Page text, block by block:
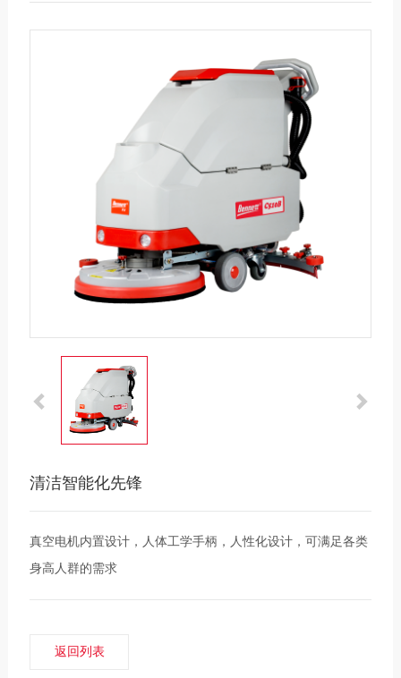
清洁智能化先锋
真空电机内置设计，人体工学手柄，人性化设计，可满足各类
身高人群的需求
返回列表